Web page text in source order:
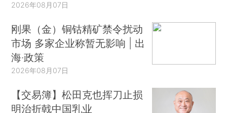
2026年08月07日
刚果（金）铜钴精矿禁令扰动
市场 多家企业称暂无影响 | 出
海·政策
2026年08月07日
【交易簿】松田克也挥刀止损
明治折戟中国乳业